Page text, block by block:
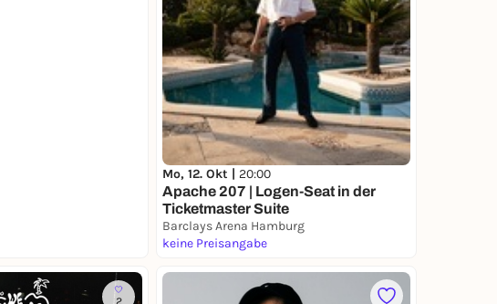
Mo, 12. Okt | 20:00
Apache 207 | Logen-Seat in der
Ticketmaster Suite
Barclays Arena Hamburg
keine Preisangabe
2